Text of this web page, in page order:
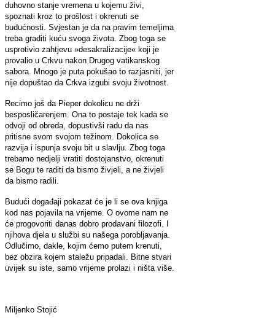
duhovno stanje vremena u kojemu živi,
spoznati kroz to prošlost i okrenuti se
budućnosti. Svjestan je da na pravim temeljima
treba graditi kuću svoga života. Zbog toga se
usprotivio zahtjevu »desakralizacije« koji je
provalio u Crkvu nakon Drugog vatikanskog
sabora. Mnogo je puta pokušao to razjasniti, jer
nije dopuštao da Crkva izgubi svoju životnost.
Recimo još da Pieper dokolicu ne drži
besposličarenjem. Ona to postaje tek kada se
odvoji od obreda, dopustivši radu da nas
pritisne svom svojom težinom. Dokolica se
razvija i ispunja svoju bit u slavlju. Zbog toga
trebamo nedjelji vratiti dostojanstvo, okrenuti
se Bogu te raditi da bismo živjeli, a ne živjeli
da bismo radili.
Budući događaji pokazat će je li se ova knjiga
kod nas pojavila na vrijeme. O ovome nam ne
će progovoriti danas dobro prodavani filozofi. I
njihova djela u službi su našega porobljavanja.
Odlučimo, dakle, kojim ćemo putem krenuti,
bez obzira kojem staležu pripadali. Bitne stvari
uvijek su iste, samo vrijeme prolazi i ništa više.
Miljenko Stojić